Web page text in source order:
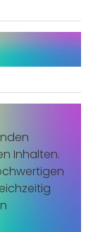
Inhalten.